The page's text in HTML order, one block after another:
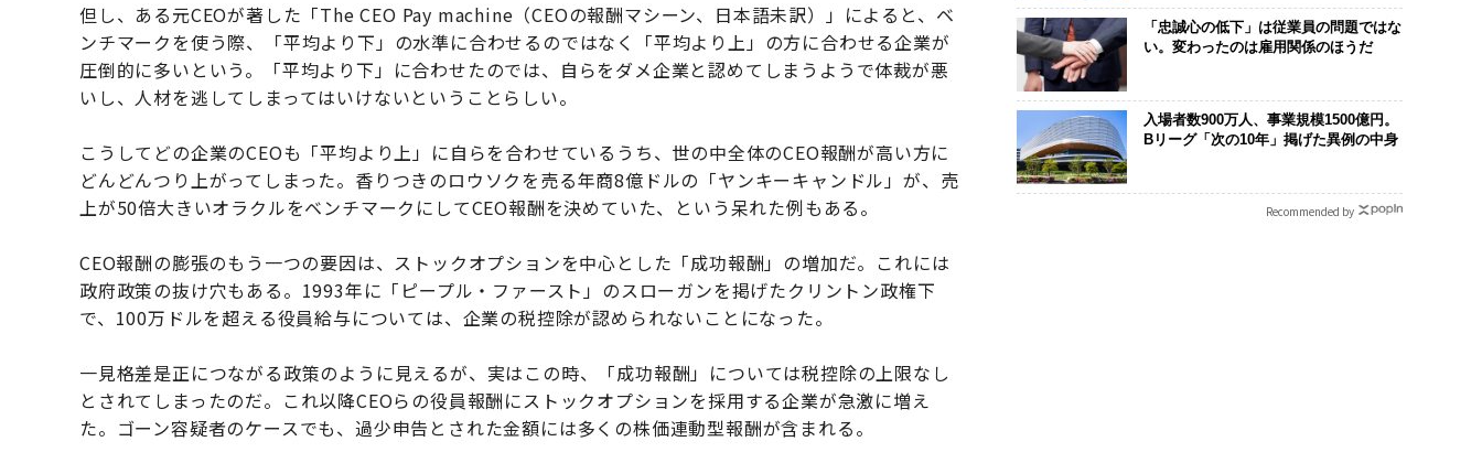
但し、ある元CEOが著した「The CEO Pay machine（CEOの報酬マシーン、日本語未訳）」によると、ベ
ンチマークを使う際、「平均より下」の水準に合わせるのではなく「平均より上」の方に合わせる企業が
圧倒的に多いという。「平均より下」に合わせたのでは、自らをダメ企業と認めてしまうようで体裁が悪
いし、人材を逃してしまってはいけないということらしい。
こうしてどの企業のCEOも「平均より上」に自らを合わせているうち、世の中全体のCEO報酬が高い方に
どんどんつり上がってしまった。香りつきのロウソクを売る年商8億ドルの「ヤンキーキャンドル」が、売
上が50倍大きいオラクルをベンチマークにしてCEO報酬を決めていた、という呆れた例もある。
CEO報酬の膨張のもう一つの要因は、ストックオプションを中心とした「成功報酬」の増加だ。これには
政府政策の抜け穴もある。1993年に「ピープル・ファースト」のスローガンを掲げたクリントン政権下
で、100万ドルを超える役員給与については、企業の税控除が認められないことになった。
一見格差是正につながる政策のように見えるが、実はこの時、「成功報酬」については税控除の上限なし
とされてしまったのだ。これ以降CEOらの役員報酬にストックオプションを採用する企業が急激に増え
た。ゴーン容疑者のケースでも、過少申告とされた金額には多くの株価連動型報酬が含まれる。
「忠誠心の低下」は従業員の問題ではな
い。変わったのは雇用関係のほうだ
入場者数900万人、事業規模1500億円。
Bリーグ「次の10年」掲げた異例の中身
Recommended by